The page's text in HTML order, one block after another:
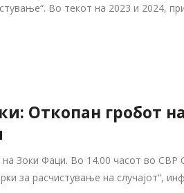
Во текот на 2023 и 2024,
Откопан гробот
Зоки Фаци. Во 14.00 часот во СВР
за расчистување на случајот“,